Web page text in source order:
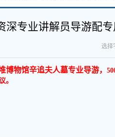
深专业讲解员导游配
选择
物馆辛追夫人墓专业导游，
。